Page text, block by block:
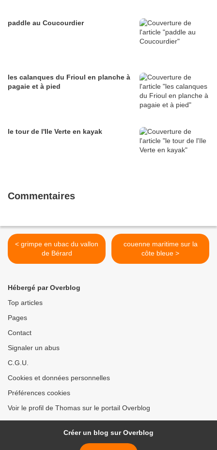
paddle au Coucourdier
les calanques du Frioul en planche à
pagaie et à pied
le tour de l'Ile Verte en kayak
Commentaires
< grimpe en ubac du vallon
de Bérard
couenne maritime sur la
côte bleue >
Hébergé par Overblog
Top articles
Pages
Contact
Signaler un abus
C.G.U.
Cookies et données personnelles
Préférences cookies
Voir le profil de Thomas sur le portail Overblog
Créer un blog sur Overblog